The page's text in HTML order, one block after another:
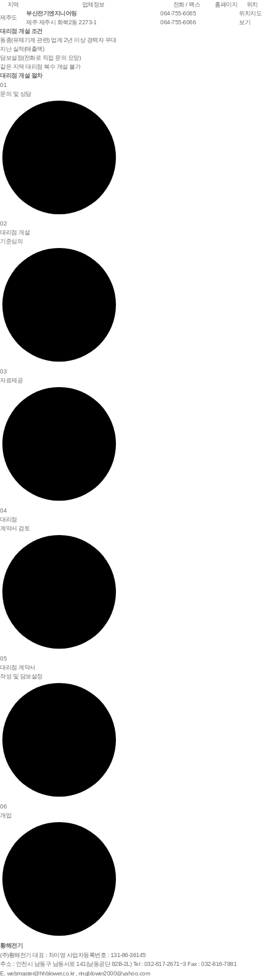
지역
업체정보 전화 / 팩스 홈페이지
위치
제주도
부산전기엔지니어링
제주 제주시 화북2동 2273-1
064-755-6065
064-755-6066
위치지도
보기
대리점 개설 조건
동종(유체기계 관련) 업계 2년 이상 경력자 우대
지난 실적(매출액)
담보설정(전화로 직접 문의 요망)
같은 지역 대리점 복수 개설 불가
대리점 개설 절차
01
문의 및 상담
02
대리점 개설
기준심의
03
자료제공
04
대리점
계약서 검토
05
대리점 계약서
작성 및 담보설정
06
개업
황해전기
(주)황해전기 대표 : 차미영 사업자등록번호 : 131-86-36145
주소 : 인천시 남동구 남동서로 141(남동공단 82B-2L) Tel : 032-817-2671~3 Fax : 032-816-7881
E. webmaster@hhblower.co.kr, ringblower2000@yahoo.com